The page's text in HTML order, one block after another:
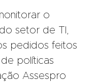
o
setor de TI,
pedidos feitos
políticas
Assespro